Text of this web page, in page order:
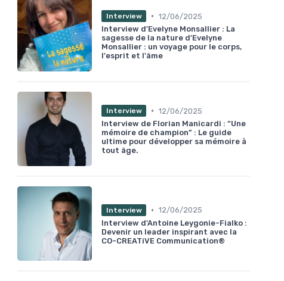
Interview • 12/06/2025
Interview d'Evelyne Monsallier : La
sagesse de la nature d'Evelyne
Monsallier : un voyage pour le corps,
l'esprit et l'âme
Interview • 12/06/2025
Interview de Florian Manicardi : “Une
mémoire de champion” : Le guide
ultime pour développer sa mémoire à
tout âge.
Interview • 12/06/2025
Interview d'Antoine Leygonie-Fialko :
Devenir un leader inspirant avec la
CO-CREATiVE Communication®